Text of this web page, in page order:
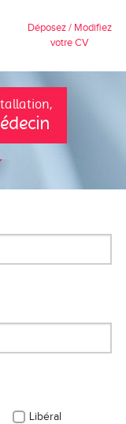
Déposez / Modifiez
votre CV
Libéral